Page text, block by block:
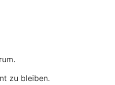
zu bleiben.